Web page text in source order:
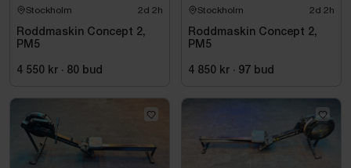
Stockholm 2d 2h
Roddmaskin Concept 2,
PM5
4 550 kr · 80 bud
Stockholm 2d 2h
Roddmaskin Concept 2,
PM5
4 850 kr · 97 bud